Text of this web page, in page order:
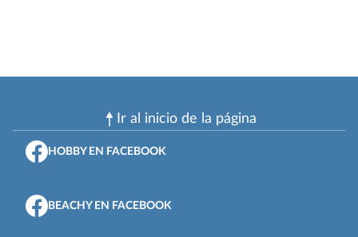
Ir al inicio de la página
HOBBY EN FACEBOOK
BEACHY EN FACEBOOK